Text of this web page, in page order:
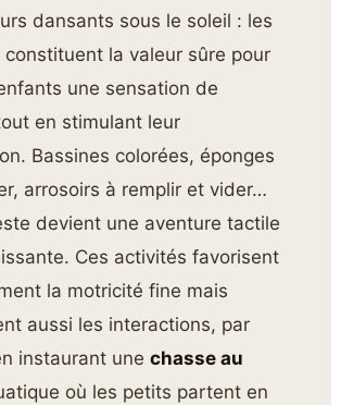
dansants sous le soleil : les
constituent la valeur sûre pour
une sensation de
en stimulant leur
Bassines colorées, éponges
arrosoirs à remplir et vider…
devient une aventure tactile
Ces activités favorisent
la motricité fine mais
aussi les interactions, par
instaurant unechasse au
où les petits partent en